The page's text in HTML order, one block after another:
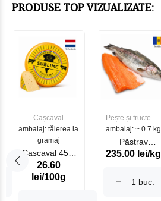
PRODUSE TOP VIZUALIZATE:
Cașcaval
ambalaj: tăierea la
gramaj
Cascaval 45%
Maasdam
Sublime Cow
26.60
lei/100g
Pește și fructe de
mare
ambalaj: ~ 0.7 kg
Păstrav
Somonat
235.00 lei/kg